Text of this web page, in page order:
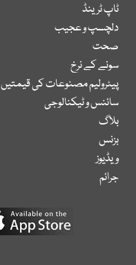
ٹاپ ٹرینڈ
دلچسپ و عجیب
صحت
سونے کے نرخ
پیٹرولیم مصنوعات کی قیمتیں
سائنس و ٹیکنالوجی
بلاگ
بزنس
ویڈیوز
جرائم